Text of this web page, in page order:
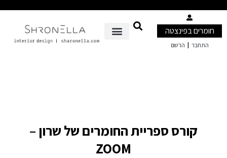
חומרים בפינצטה
התחבר | הרשם
קורס ספריית החומרים של שרון –
ZOOM